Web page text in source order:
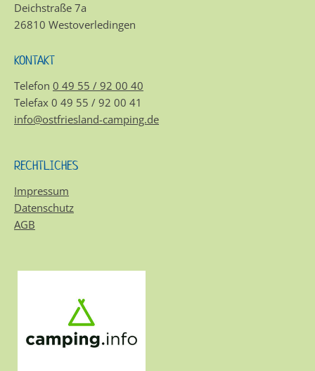
Deichstraße 7a
26810 Westoverledingen
KONTAKT
Telefon 0 49 55 / 92 00 40
Telefax 0 49 55 / 92 00 41
info@ostfriesland-camping.de
RECHTLICHES
Impressum
Datenschutz
AGB